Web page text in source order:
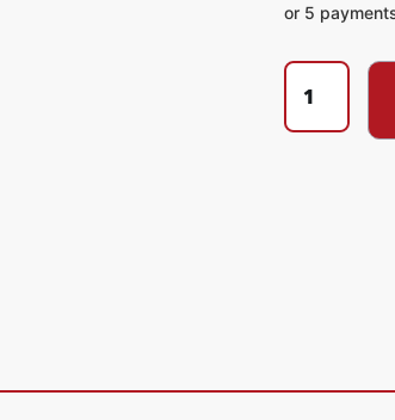
or 5